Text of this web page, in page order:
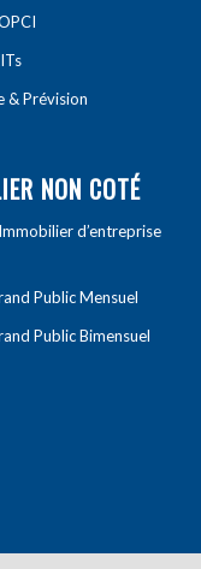
& Prévision
NON COTÉ
d’entreprise
Public Mensuel
Public Bimensuel